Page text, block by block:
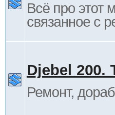
Всё про этот
связанное с
Djebel 200.
Ремонт,